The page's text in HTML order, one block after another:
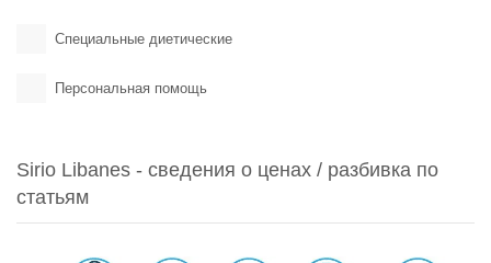
Специальные диетические
Персональная помощь
Sirio Libanes - сведения о ценах / разбивка по
статьям